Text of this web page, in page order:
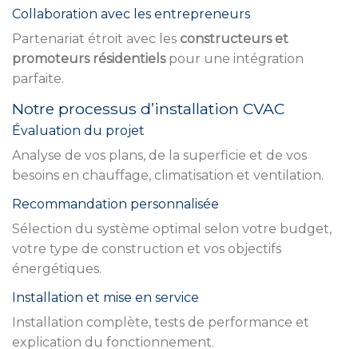
Collaboration avec les entrepreneurs
Partenariat étroit avec les constructeurs et
promoteurs résidentielspour une intégration
parfaite.
Notre processus d’installation CVAC
Évaluation du projet
Analyse de vos plans, de la superficie et de vos
besoins en chauffage, climatisation et ventilation.
Recommandation personnalisée
Sélection du système optimal selon votre budget,
votre type de construction et vos objectifs
énergétiques.
Installation et mise en service
Installation complète, tests de performance et
explication du fonctionnement.